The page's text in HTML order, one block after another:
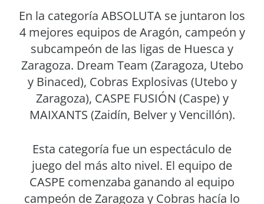
En la categoría ABSOLUTA se juntaron los
4 mejores equipos de Aragón, campeón y
subcampeón de las ligas de Huesca y
Zaragoza. Dream Team (Zaragoza, Utebo
y Binaced), Cobras Explosivas (Utebo y
Zaragoza), CASPE FUSIÓN (Caspe) y
MAIXANTS (Zaidín, Belver y Vencillón).
Esta categoría fue un espectáculo de
juego del más alto nivel. El equipo de
CASPE comenzaba ganando al equipo
campeón de Zaragoza y Cobras hacía lo